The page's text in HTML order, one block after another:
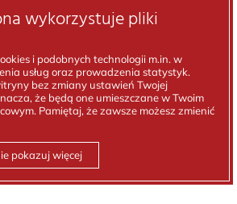
wykorzystuje pliki
i podobnych technologii m.in. w
usług oraz prowadzenia statystyk.
bez zmiany ustawień Twojej
że będą one umieszczane w Twoim
Pamiętaj, że zawsze możesz zmienić
pokazuj więcej